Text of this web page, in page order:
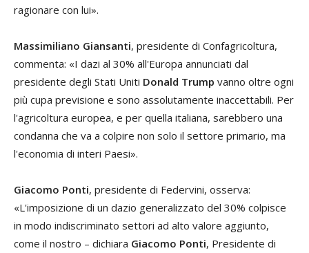
ragionare con lui».
Massimiliano Giansanti, presidente di Confagricoltura,
commenta: «I dazi al 30% all'Europa annunciati dal
presidente degli Stati Uniti Donald Trump vanno oltre ogni
più cupa previsione e sono assolutamente inaccettabili. Per
l'agricoltura europea, e per quella italiana, sarebbero una
condanna che va a colpire non solo il settore primario, ma
l'economia di interi Paesi».
Giacomo Ponti, presidente di Federvini, osserva:
«L'imposizione di un dazio generalizzato del 30% colpisce
in modo indiscriminato settori ad alto valore aggiunto,
come il nostro – dichiara Giacomo Ponti, Presidente di